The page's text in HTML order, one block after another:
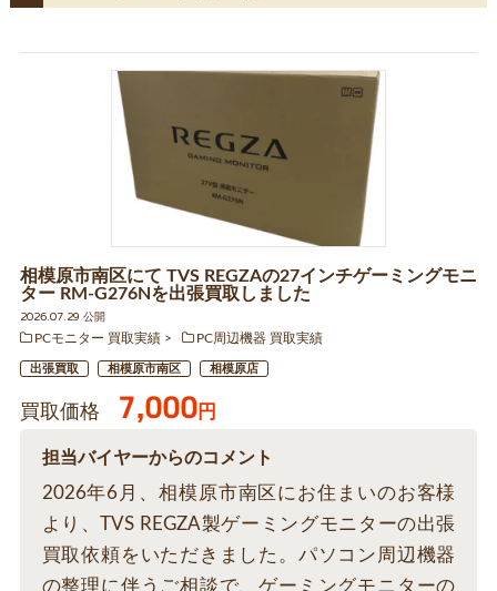
相模原市南区にて TVS REGZAの27インチゲーミングモニ
ター RM-G276Nを出張買取しました
2026.07.29 公開
PCモニター 買取実績
PC周辺機器 買取実績
出張買取 相模原市南区 相模原店
買取価格 7,000円
担当バイヤーからのコメント
2026年6月、相模原市南区にお住まいのお客様
より、TVS REGZA製ゲーミングモニターの出張
買取依頼をいただきました。パソコン周辺機器
の整理に伴うご相談で、ゲーミングモニターの